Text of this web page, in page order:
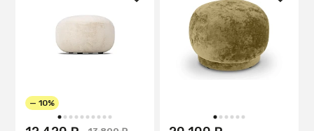
1 2 3 4 5 6 7 8 9 10
— 10%
1 2 3 4 5 6